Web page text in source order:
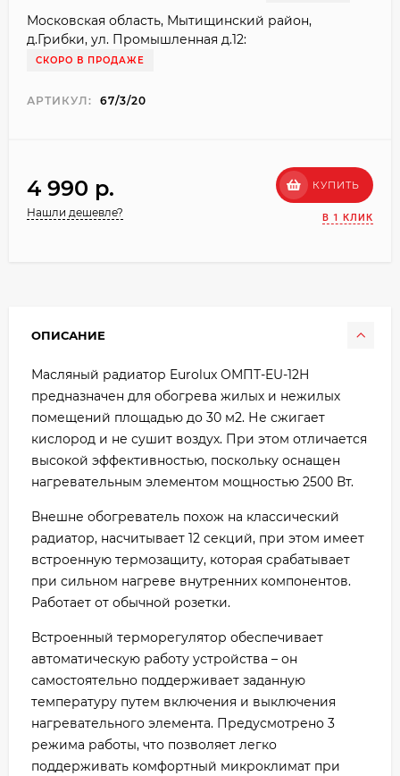
Московская область, Мытищинский район,
д.Грибки, ул. Промышленная д.12:
СКОРО В ПРОДАЖЕ
АРТИКУЛ: 67/3/20
4 990 p.
Нашли дешевле?
КУПИТЬ
В 1 КЛИК
ОПИСАНИЕ
Масляный радиатор Eurolux ОМПТ-EU-12Н
предназначен для обогрева жилых и нежилых
помещений площадью до 30 м2. Не сжигает
кислород и не сушит воздух. При этом отличается
высокой эффективностью, поскольку оснащен
нагревательным элементом мощностью 2500 Вт.
Внешне обогреватель похож на классический
радиатор, насчитывает 12 секций, при этом имеет
встроенную термозащиту, которая срабатывает
при сильном нагреве внутренних компонентов.
Работает от обычной розетки.
Встроенный терморегулятор обеспечивает
автоматическую работу устройства – он
самостоятельно поддерживает заданную
температуру путем включения и выключения
нагревательного элемента. Предусмотрено 3
режима работы, что позволяет легко
поддерживать комфортный микроклимат при